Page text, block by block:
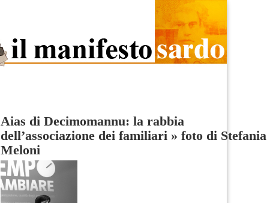
Aias di Decimomannu: la rabbia
dell’associazione dei familiari » foto di Stefania
Meloni